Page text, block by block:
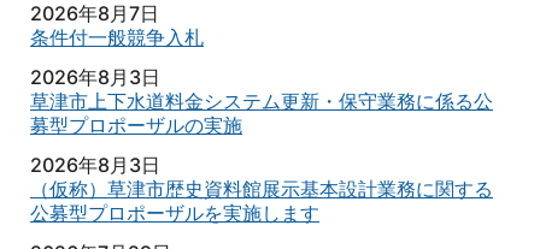
2026年8月7日
条件付一般競争入札
2026年8月3日
草津市上下水道料金システム更新・保守業務に係る公
募型プロポーザルの実施
2026年8月3日
（仮称）草津市歴史資料館展示基本設計業務に関する
公募型プロポーザルを実施します